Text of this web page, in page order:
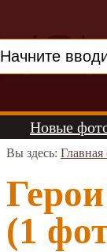
Новые
Вы здесь: Главная
(1